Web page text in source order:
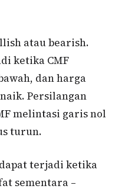
atau bearish.
ketika CMF
dan harga
Persilangan
melintasi garis nol
turun.
terjadi ketika
sementara –